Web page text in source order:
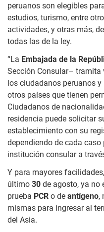
peruanos son elegibles
estudios, turismo, entre
actividades, y otras más,
todas las de la ley.
“La Embajada de la
Sección Consular– tramita
los ciudadanos peruanos
otros países que tienen
Ciudadanos de
residencia puede solicitar
establecimiento con su
dependiendo de cada
institución consular a
Y para mayores
último 30 de agosto, ya no
prueba PCR o de antígeno,
mismas para ingresar al
del Asia.